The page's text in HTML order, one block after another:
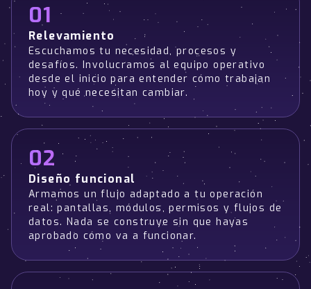
01
Relevamiento
Escuchamos tu necesidad, procesos y
desafíos. Involucramos al equipo operativo
desde el inicio para entender cómo trabajan
hoy y qué necesitan cambiar.
02
Diseño funcional
Armamos un flujo adaptado a tu operación
real: pantallas, módulos, permisos y flujos de
datos. Nada se construye sin que hayas
aprobado cómo va a funcionar.